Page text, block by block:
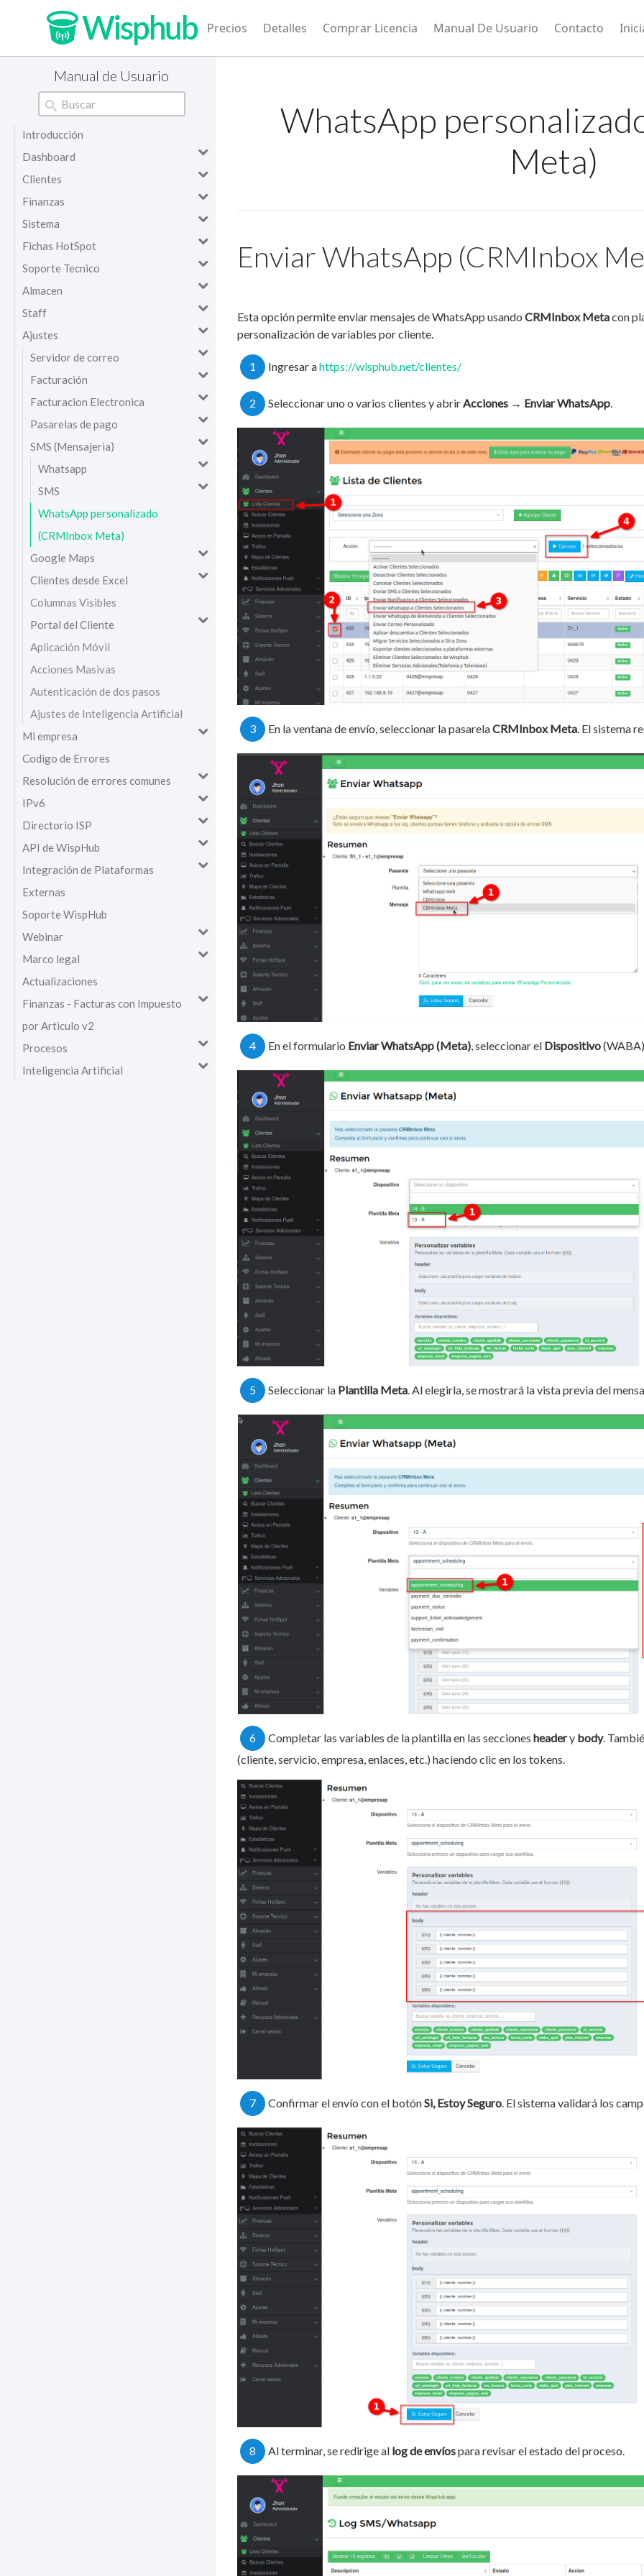
Precios Detalles Comprar Licencia Manual De Usuario Contacto
Manual de Usuario
Introducción
Dashboard
Clientes
Finanzas
Sistema
Fichas HotSpot
Soporte Tecnico
Almacen
Staff
Ajustes
Servidor de correo
Facturación
Facturacion Electronica
Pasarelas de pago
SMS (Mensajeria)
Whatsapp
SMS
WhatsApp personalizado
(CRMInbox Meta)
Google Maps
Clientes desde Excel
Columnas Visibles
Portal del Cliente
Aplicación Móvil
Acciones Masivas
Autenticación de dos pasos
Ajustes de Inteligencia Artificial
Mi empresa
Codigo de Errores
Resolución de errores comunes
IPv6
Directorio ISP
API de WispHub
Integración de Plataformas
Externas
Soporte WispHub
Webinar
Marco legal
Actualizaciones
Finanzas - Facturas con Impuesto
por Articulo v2
Procesos
Inteligencia Artificial
WhatsApp
Meta)
Enviar WhatsApp (CRMInbox
Esta opción permite enviar mensajes de WhatsApp usando CRMInbox Metacon
personalización de variables por cliente.
1 Ingresar ahttps://wisphub.net/clientes/
2 Seleccionar uno o varios clientes y abrirAcciones → Enviar WhatsApp.
3 En la ventana de envío, seleccionar la pasarelaCRMInbox Meta. El sistema
4 En el formulario Enviar WhatsApp (Meta) , seleccionar el Dispositivo
5 Seleccionar la Plantilla Meta. Al elegirla, se mostrará la vista previa del
6 Completar las variables de la plantilla en las secciones headery body.
(cliente, servicio, empresa, enlaces, etc.) haciendo clic en los tokens.
7 Confirmar el envío con el botónSi, Estoy Seguro. El sistema validará los
8 Al terminar, se redirige al log de envíospara revisar el estado del proceso.